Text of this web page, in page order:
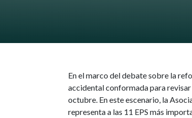
En el marco del debate sobre la
accidental conformada para
octubre. En este escenario, la
representa a las 11 EPS más